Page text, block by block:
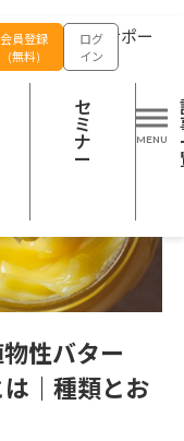
の企画開発をサポー
る
会員登録
(無料)
ログ
イン
セ
ミ
ナ
ー
それってマーガリン？「
性バター
は｜種類とお